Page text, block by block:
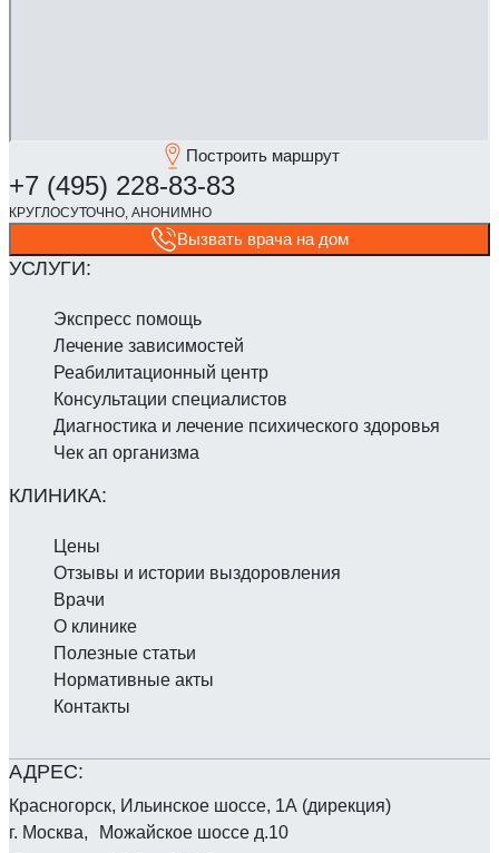
Построить маршрут
Вызвать врача на дом
Красногорск, Ильинское шоссе, 1А (дирекция)
г. Москва, Можайское шоссе д.10
Экспресс помощь
Лечение зависимостей
Реабилитаци­онный центр
Консультации специалистов
Диагностика и лечение психического здоровья
Чек ап организма
Цены
Отзывы и истории выздоровления
Врачи
О клинике
Полезные статьи
Нормативные акты
Контакты